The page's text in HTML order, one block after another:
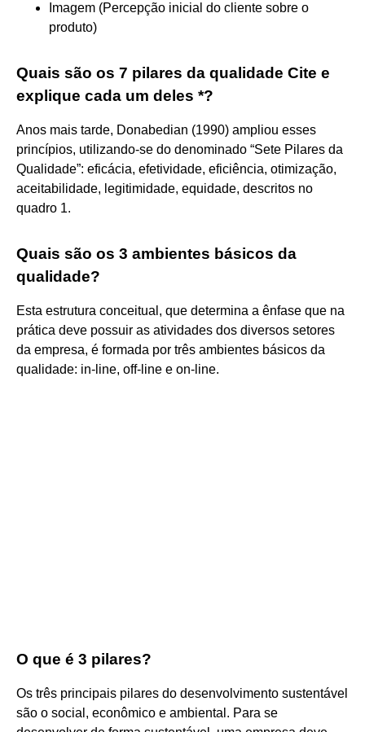
Imagem (Percepção inicial do cliente sobre o
produto)
Quais são os 7 pilares da qualidade Cite e
explique cada um deles *?
Anos mais tarde, Donabedian (1990) ampliou esses
princípios, utilizando-se do denominado “Sete Pilares da
Qualidade”: eficácia, efetividade, eficiência, otimização,
aceitabilidade, legitimidade, equidade, descritos no
quadro 1.
Quais são os 3 ambientes básicos da
qualidade?
Esta estrutura conceitual, que determina a ênfase que na
prática deve possuir as atividades dos diversos setores
da empresa, é formada por três ambientes básicos da
qualidade: in-line, off-line e on-line.
O que é 3 pilares?
Os três principais pilares do desenvolvimento sustentável
são o social, econômico e ambiental. Para se